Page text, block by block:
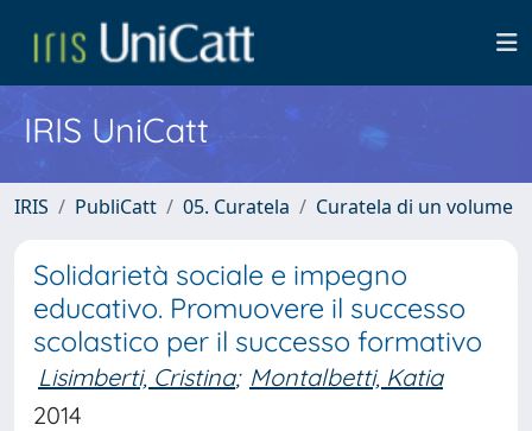
IRIS UniCatt
IRIS PubliCatt 05. Curatela Curatela di un volume
Solidarietà sociale e impegno
educativo. Promuovere il successo
scolastico per il successo formativo
Lisimberti, Cristina; Montalbetti, Katia
2014